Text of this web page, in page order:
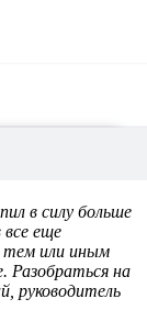
в силу больше
еще
тем или иным
Разобраться на
руководитель